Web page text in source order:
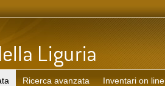
Ricerca avanzata Inventari on line